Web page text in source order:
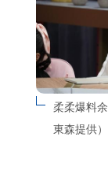
柔柔爆料
東森提供）